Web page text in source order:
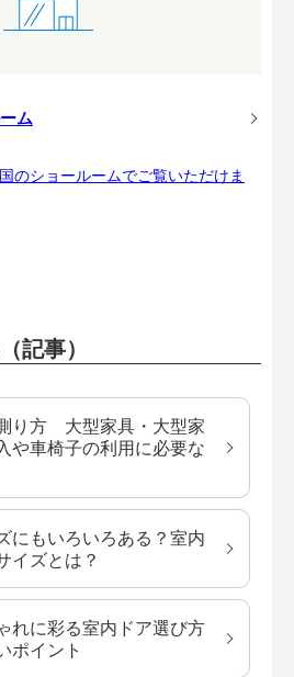
ム
のショールームでご覧いただけま
記事）
り方 大型家具・大型家
や車椅子の利用に必要な
にもいろいろある？室内
イズとは？
れに彩る室内ドア選び方
ポイント